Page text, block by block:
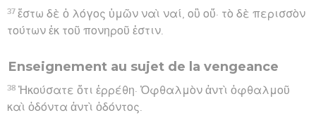
37 ἔστω δὲ ὁ λόγος ὑμῶν ναὶ ναί, οὒ οὔ· τὸ δὲ περισσὸν
τούτων ἐκ τοῦ πονηροῦ ἐστιν.
Enseignement au sujet de la vengeance
38 Ἠκούσατε ὅτι ἐρρέθη· Ὀφθαλμὸν ἀντὶ ὀφθαλμοῦ
καὶ ὀδόντα ἀντὶ ὀδόντος.